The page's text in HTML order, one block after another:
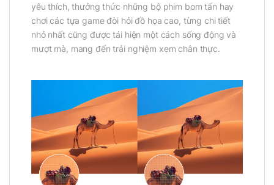
yêu thích, thưởng thức những bộ phim bom tấn hay
chơi các tựa game đòi hỏi đồ họa cao, từng chi tiết
nhỏ nhất cũng được tái hiện một cách sống động và
mượt mà, mang đến trải nghiệm xem chân thực.